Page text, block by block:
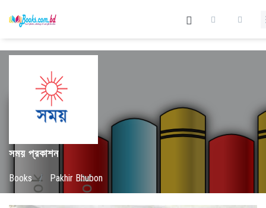
সময় প্রকাশন
Books / Pakhir Bhubon